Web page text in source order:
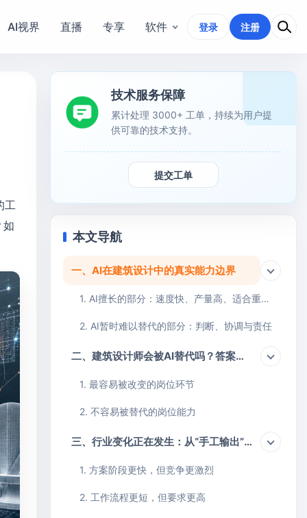
AI视界 直播 专享 软件 登录 注册
工
如
技术服务保障
累计处理 3000+ 工单，持续为用户提
供可靠的技术支持。
提交工单
本文导航
一、AI在建筑设计中的真实能力边界
1. AI擅长的部分：速度快、产量高、适合重复与发散
2. AI暂时难以替代的部分：判断、协调与责任
二、建筑设计师会被AI替代吗？答案更接近“岗位重构”
1. 最容易被改变的岗位环节
2. 不容易被替代的岗位能力
三、行业变化正在发生：从“手工输出”走向“智能协作”
1. 方案阶段更快，但竞争更激烈
2. 工作流程更短，但要求更高